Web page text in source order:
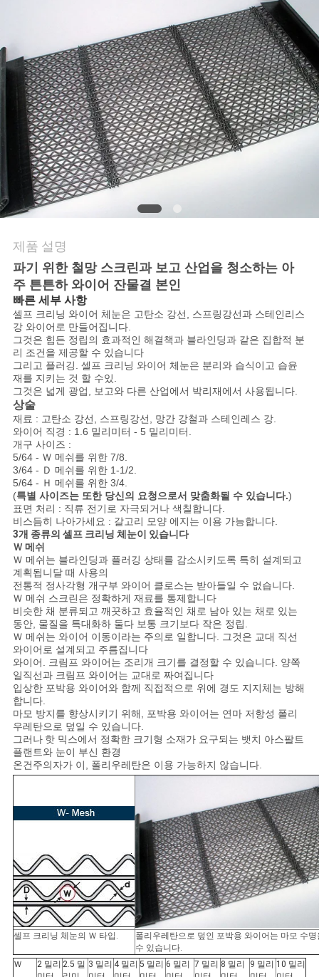
문
의
기
뉴
스
사
건
사
이
트
맵
PRIVACY
POLICY
제품 설명
파기 위한 철망 스크린과 보고 산업을 청소하는 아
주 튼튼하 와이어 잔물결 본인
빠른 세부 사항
셀프 크리닝 와이어 체눈은 고탄소 강선, 스프링강선과 스테인리스
강 와이어로 만들어집니다.
그것은 힘든 정립의 효과적인 해결책과 블라인딩과 같은 집합적 분
리 조건을 제공할 수 있습니다
그리고 플러깅. 셀프 크리닝 와이어 체눈은 분리와 습식이고 습윤
재를 지키는 것 할 수있.
그것은 넓게 광업, 보고와 다른 산업에서 박리재에서 사용됩니다.
상술
재료 : 고탄소 강선, 스프링강선, 망간 강철과 스테인레스 강.
와이어 직경 : 1.6 밀리미터 - 5 밀리미터.
개구 사이즈 :
5/64 - Ｗ 메쉬를 위한 7/8.
3/64 - Ｄ 메쉬를 위한 1-1/2.
5/64 - Ｈ 메쉬를 위한 3/4.
(특별 사이즈는 또한 당신의 요청으로서 맞춤화될 수 있습니다.)
표면 처리 : 직류 전기로 자극되거나 색칠합니다.
비스듬히 나아가세요 : 갈고리 모양 에지는 이용 가능합니다.
3개 종류의 셀프 크리닝 체눈이 있습니다
Ｗ 메쉬
Ｗ 메쉬는 블라인딩과 플러깅 상태를 감소시키도록 특히 설계되고
계획됩니달 때 사용의
전통적 정사각형 개구부 와이어 클로스는 받아들일 수 없습니다.
Ｗ 메쉬 스크린은 정확하게 재료를 통제합니다
비슷한 채 분류되고 깨끗하고 효율적인 채로 남아 있는 채로 있는
동안, 물질을 특대화하 둘다 보통 크기보다 작은 정립.
Ｗ 메쉬는 와이어 이동이라는 주의로 일합니다. 그것은 교대 직선
와이어로 설계되고 주름집니다
와이어. 크림프 와이어는 조리개 크기를 결정할 수 있습니다. 양쪽
일직선과 크림프 와이어는 교대로 짜여집니다
입상한 포박용 와이어와 함께 직접적으로 위에 경도 지지체는 방해
합니다.
마모 방지를 향상시키기 위해, 포박용 와이어는 연마 저항성 폴리
우레탄으로 덮일 수 있습니다.
그러나 핫 믹스에서 정확한 크기형 소재가 요구되는 뱃치 아스팔트
플랜트와 눈이 부신 환경
온건주의자가 이, 폴리우레탄은 이용 가능하지 않습니다.
셀프 크리닝 체눈의 Ｗ 타입.
폴리우레탄으로 덮인 포박용 와이어는 마모 수
수 있습니다.
Ｗ
2 밀리 2.5 밀 3 밀리 4 밀리 5 밀리 6 밀리
7 밀리 8 밀리
9 밀리 10 밀리